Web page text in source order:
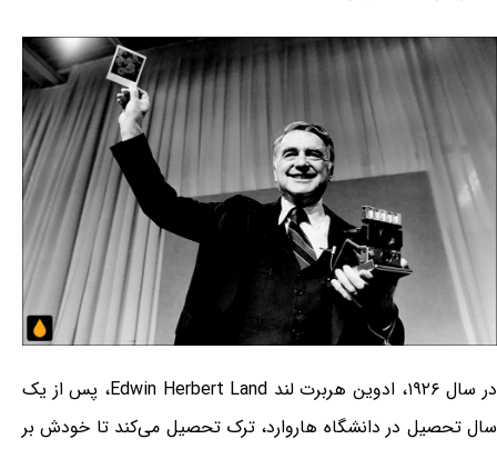
در سال ۱۹۲۶، ادوین هربرت لند Edwin Herbert Land، پس از یک
سال تحصیل در دانشگاه هاروارد، ترک تحصیل می‌کند تا خودش بر